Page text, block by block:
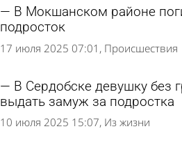
В Мокшанском районе
подросток
17 июля 2025 07:01 Происшествия
В Сердобске девушку без
выдать замуж за подростка
10 июля 2025 15:07 Из жизни